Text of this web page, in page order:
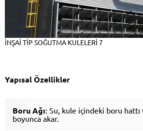
İNŞAİ TİP SOĞUTMA KULELERİ 7
Yapısal Özellikler
Boru Ağı: Su, kule içindeki boru
boyunca akar.